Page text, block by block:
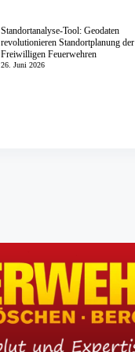
Standortanalyse-Tool: Geodaten
revolutionieren Standortplanung der
Freiwilligen Feuerwehren
26. Juni 2026